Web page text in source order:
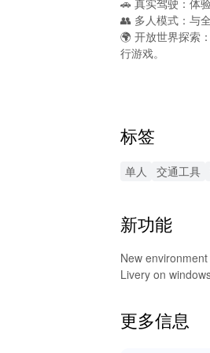
🚗 真实驾驶：体
👥 多人模式：与
🌍 开放世界探索
行游戏。
🚗 高级车解锁：
Car Parking
🌟 无与伦比
玩Car Parking
样的汽车模型，
标签
单人 交通工具
新功能
New environment
Livery on
更多信息